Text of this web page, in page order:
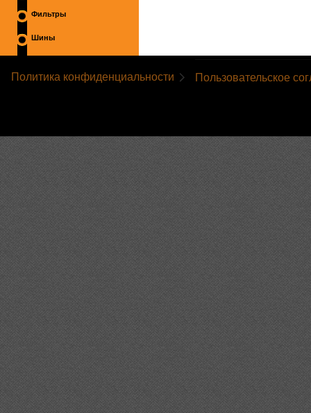
Фильтры
Шины
Политика конфиденциальности Пользовательское